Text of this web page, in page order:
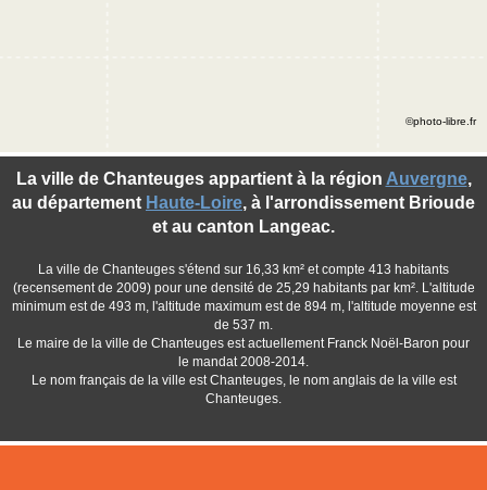
La ville de Chanteuges appartient à la région Auvergne,
au département Haute-Loire, à l'arrondissement Brioude
et au canton Langeac.
La ville de Chanteuges s'étend sur 16,33 km² et compte 413 habitants
(recensement de 2009) pour une densité de 25,29 habitants par km². L'altitude
minimum est de 493 m, l'altitude maximum est de 894 m, l'altitude moyenne est
de 537 m.
Le maire de la ville de Chanteuges est actuellement Franck Noël-Baron pour
le mandat 2008-2014.
Le nom français de la ville est Chanteuges, le nom anglais de la ville est
Chanteuges.
©photo-libre.fr